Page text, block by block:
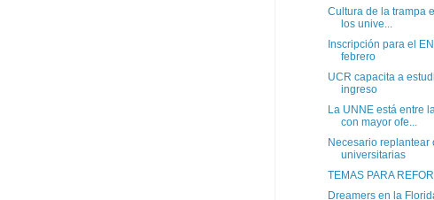
Cultura de la trampa
los unive...
Inscripción para el
febrero
UCR capacita a
ingreso
La UNNE está entre
con mayor ofe...
Necesario replantear
universitarias
TEMAS PARA
Dreamers en la